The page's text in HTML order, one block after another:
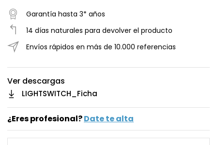
Garantía hasta 3* años
14 días naturales para devolver el producto
Envíos rápidos en más de 10.000 referencias
Ver descargas
LIGHTSWITCH_Ficha
¿Eres profesional?Date te alta